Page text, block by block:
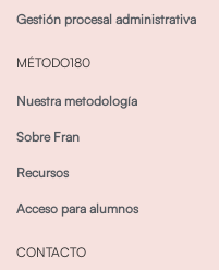
Gestión procesal administrativa
MÉTODO180
Nuestra metodología
Sobre Fran
Recursos
Acceso para alumnos
CONTACTO